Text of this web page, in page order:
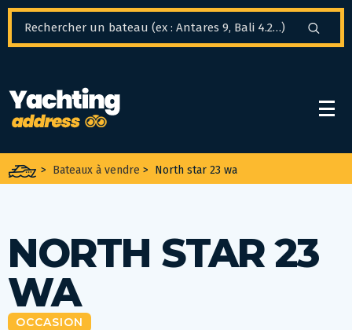
> Bateaux à vendre > North star 23 wa
NORTH STAR 23
WA
OCCASION
Panneau de gestion des cookies